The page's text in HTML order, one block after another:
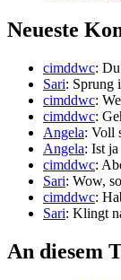
Neueste
cimddwc:
Sari: Sprung
cimddwc:
cimddwc:
Angela: Voll
Angela: Ist
cimddwc:
Sari: Wow,
cimddwc:
Sari: Klingt
An diesem